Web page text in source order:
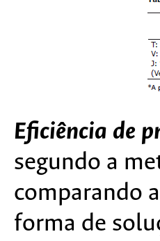
Eficiência de
segundo a
comparando
forma de